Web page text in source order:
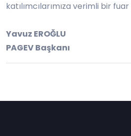
katılımcılarımıza verimli bir
Yavuz EROĞLU
PAGEV Başkanı